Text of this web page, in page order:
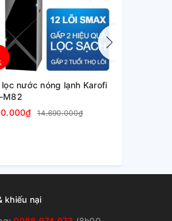
nước nóng lạnh Karofi
M82
14.690.000₫
khiếu nại